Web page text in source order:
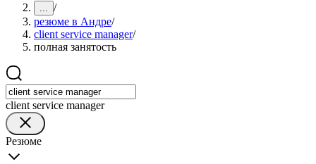
... /
резюме в Андре/
client service manager/
полная занятость
client service manager
Резюме